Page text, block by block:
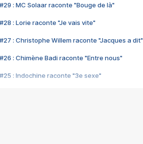
#29 : MC Solaar raconte "Bouge de là"
#28 : Lorie raconte "Je vais vite"
#27 : Christophe Willem raconte "Jacques a dit"
#26 : Chimène Badi raconte "Entre nous"
#25 : Indochine raconte "3e sexe"